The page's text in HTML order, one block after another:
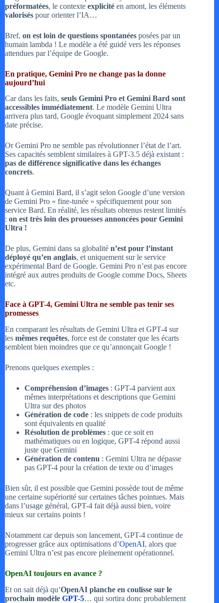
préformatées, le contexte explicité en amont, les éléments
valorisés pour orienter l’IA…
Bref, on est loin de questions spontanées posées par un
humain lambda ! Le modèle a été guidé vers les réponses
attendues par l’équipe de Google.
En pratique, Gemini Pro ne change pas la donne
aujourd’hui
Car dans les faits, seuls Gemini Pro et Gemini Bard sont
accessibles immédiatement. Le modèle Gemini Ultra
arrivera plus tard, Google évoquant simplement 2024 sans
date précise.
Or Gemini Pro ne semble pas révolutionner l’état de l’art.
Ses capacités semblent similaires à GPT-3.5 déjà existant :
pas de différence significative dans les échanges
concrets.
Quant à Gemini Bard, il s’agit selon Google d’une version
de Gemini Pro « fine-tunée » spécifiquement pour son
service Bard. En réalité, les résultats obtenus restent limités
: on est très loin des prouesses annoncées pour Gemini
Ultra !
De plus, Gemini dans sa globalité n’est pour l’instant
déployé qu’en anglais, et uniquement sur le service
expérimental Bard de Google. Gemini Pro n’est pas encore
intégré aux autres produits de Google comme Docs, Sheets
etc.
Face à GPT-4, Gemini Ultra ne semble pas tenir ses
promesses
En comparant les résultats de Gemini Ultra et GPT-4 sur
les mêmes requêtes, force est de constater que les écarts
semblent bien moindres que ce qu’annonçait Google !
Prenons quelques exemples :
Compréhension d’images : GPT-4 parvient aux
mêmes interprétations et descriptions que Gemini
Ultra sur des photos
Génération de code : les snippets de code produits
sont équivalents en qualité
Résolution de problèmes : que ce soit en
mathématiques ou en logique, GPT-4 répond aussi
juste que Gemini
Génération de contenu : Gemini Ultra ne dépasse
pas GPT-4 pour la création de texte ou d’images
Bien sûr, il est possible que Gemini possède tout de même
une certaine supériorité sur certaines tâches pointues. Mais
dans l’usage général, GPT-4 fait déjà aussi bien, voire
mieux sur certains points !
Notamment car depuis son lancement, GPT-4 continue de
progresser grâce aux optimisations d’OpenAI, alors que
Gemini Ultra n’est pas encore pleinement opérationnel.
OpenAI toujours en avance ?
Et on sait déjà qu’OpenAI planche en coulisse sur le
prochain modèle GPT-5… qui sortira donc probablement